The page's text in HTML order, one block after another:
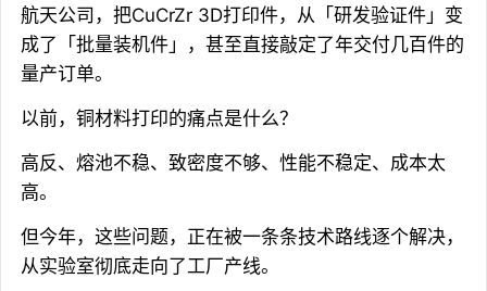
航天公司，把CuCrZr 3D打印件，从「研发验证件」变
成了「批量装机件」，甚至直接敲定了年交付几百件的
量产订单。
以前，铜材料打印的痛点是什么？
高反、熔池不稳、致密度不够、性能不稳定、成本太
高。
但今年，这些问题，正在被一条条技术路线逐个解决，
从实验室彻底走向了工厂产线。